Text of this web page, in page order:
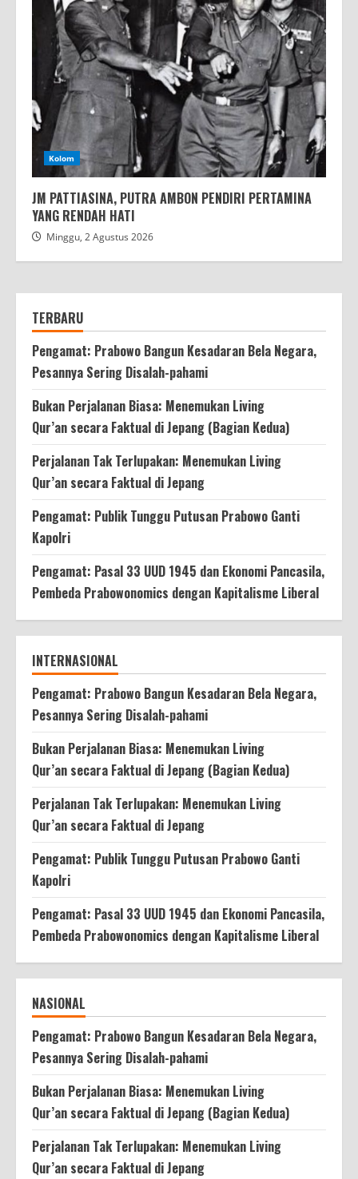
Kolom
JM PATTIASINA, PUTRA AMBON PENDIRI PERTAMINA
YANG RENDAH HATI
Minggu, 2 Agustus 2026
TERBARU
Pengamat: Prabowo Bangun Kesadaran Bela Negara,
Pesannya Sering Disalah-pahami
Bukan Perjalanan Biasa: Menemukan Living
Qur’an secara Faktual di Jepang (Bagian Kedua)
Perjalanan Tak Terlupakan: Menemukan Living
Qur’an secara Faktual di Jepang
Pengamat: Publik Tunggu Putusan Prabowo Ganti
Kapolri
Pengamat: Pasal 33 UUD 1945 dan Ekonomi Pancasila,
Pembeda Prabowonomics dengan Kapitalisme Liberal
INTERNASIONAL
Pengamat: Prabowo Bangun Kesadaran Bela Negara,
Pesannya Sering Disalah-pahami
Bukan Perjalanan Biasa: Menemukan Living
Qur’an secara Faktual di Jepang (Bagian Kedua)
Perjalanan Tak Terlupakan: Menemukan Living
Qur’an secara Faktual di Jepang
Pengamat: Publik Tunggu Putusan Prabowo Ganti
Kapolri
Pengamat: Pasal 33 UUD 1945 dan Ekonomi Pancasila,
Pembeda Prabowonomics dengan Kapitalisme Liberal
NASIONAL
Pengamat: Prabowo Bangun Kesadaran Bela Negara,
Pesannya Sering Disalah-pahami
Bukan Perjalanan Biasa: Menemukan Living
Qur’an secara Faktual di Jepang (Bagian Kedua)
Perjalanan Tak Terlupakan: Menemukan Living
Qur’an secara Faktual di Jepang